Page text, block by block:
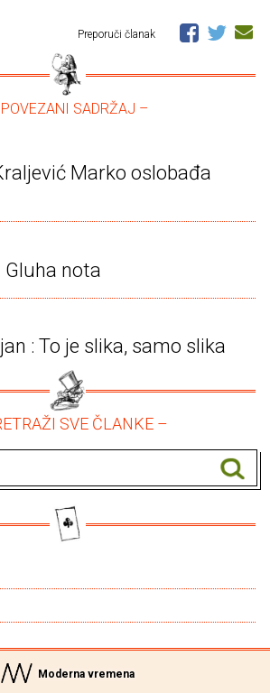
Preporuči članak
SADRŽAJ –
Marko oslobađa
Gluha nota
: To je slika, samo slika
SVE ČLANKE –
Moderna vremena